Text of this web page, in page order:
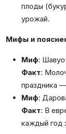
плоды
урожай.
Мифы и
Миф:
Факт:
праздника
Миф:
Факт: В
каждый год